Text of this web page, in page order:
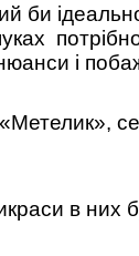
би
і
в них